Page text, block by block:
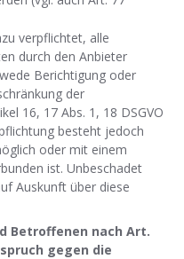
verpflichtet, alle
durch den Anbieter
Berichtigung oder
der
16, 17 Abs. 1, 18 DSGVO
besteht jedoch
oder mit einem
ist. Unbeschadet
Auskunft über diese
Betroffenen nach Art.
gegen die